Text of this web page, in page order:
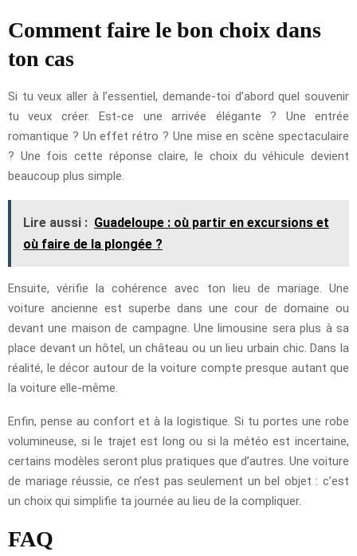
Comment faire le bon choix dans
ton cas
Si tu veux aller à l’essentiel, demande-toi d’abord quel souvenir
tu veux créer. Est-ce une arrivée élégante ? Une entrée
romantique ? Un effet rétro ? Une mise en scène spectaculaire
? Une fois cette réponse claire, le choix du véhicule devient
beaucoup plus simple.
Lire aussi : Guadeloupe : où partir en excursions et
où faire de la plongée ?
Ensuite, vérifie la cohérence avec ton lieu de mariage. Une
voiture ancienne est superbe dans une cour de domaine ou
devant une maison de campagne. Une limousine sera plus à sa
place devant un hôtel, un château ou un lieu urbain chic. Dans la
réalité, le décor autour de la voiture compte presque autant que
la voiture elle-même.
Enfin, pense au confort et à la logistique. Si tu portes une robe
volumineuse, si le trajet est long ou si la météo est incertaine,
certains modèles seront plus pratiques que d’autres. Une voiture
de mariage réussie, ce n’est pas seulement un bel objet : c’est
un choix qui simplifie ta journée au lieu de la compliquer.
FAQ